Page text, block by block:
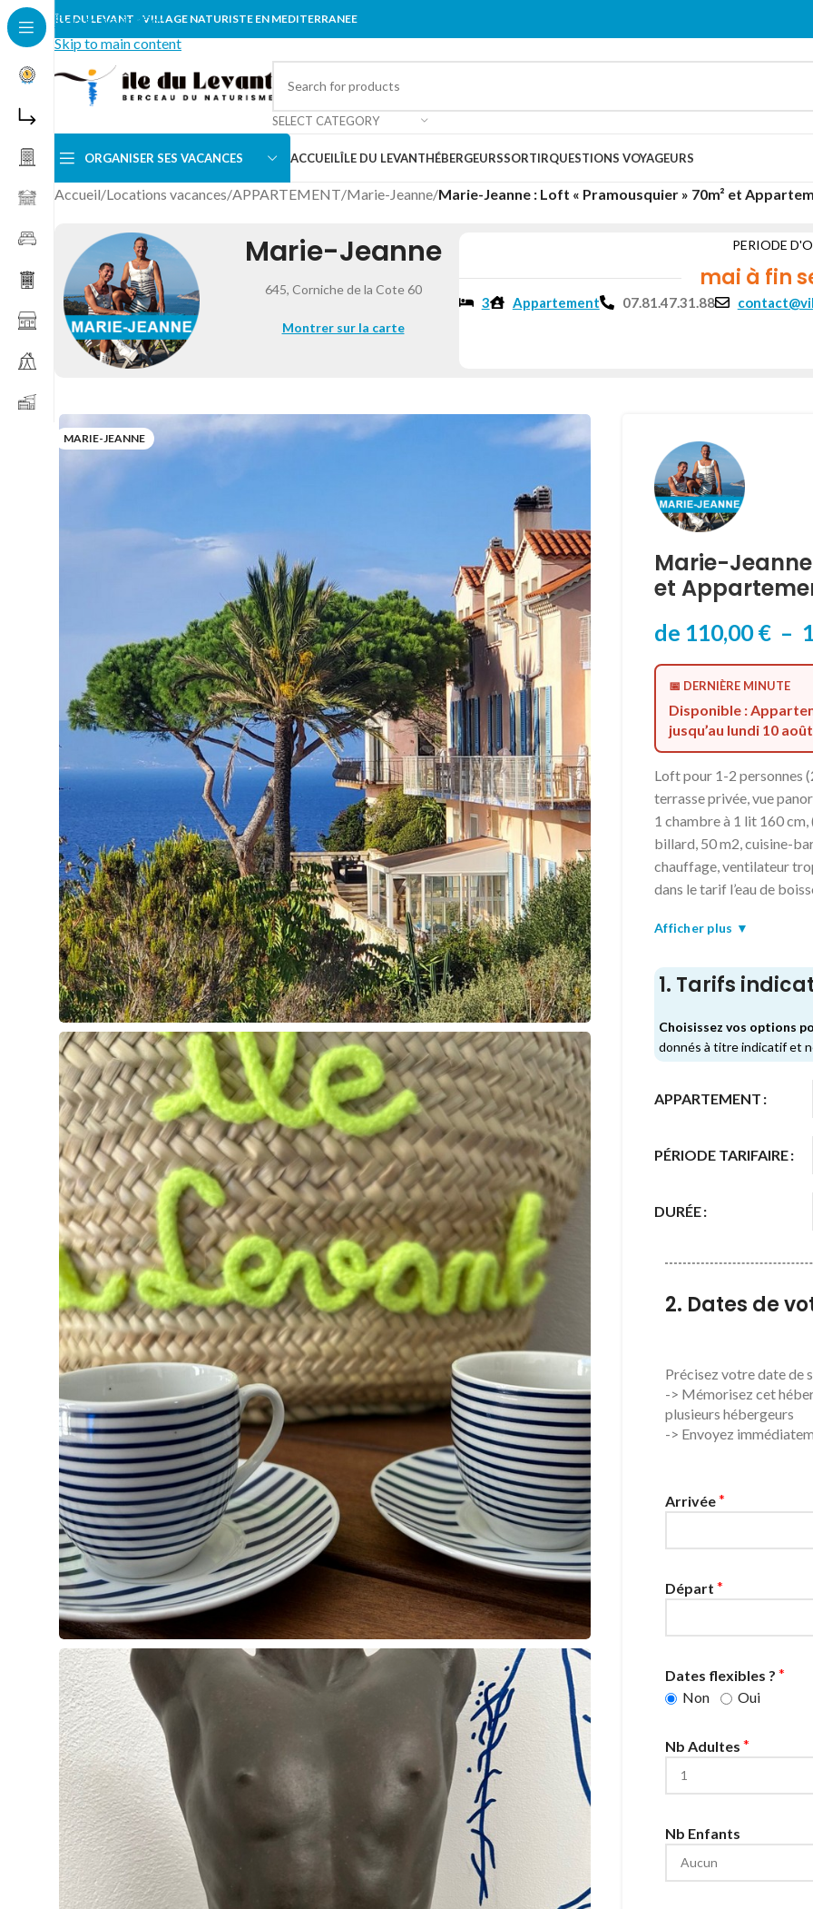
Skip to navigation
Skip to main content
ÎLE DU LEVANT - VILLAGE NATURISTE EN MEDITERRANEE
SELECT CATEGORY
ORGANISER SES VACANCES ACCUEILÎLE DU LEVANTHÉBERGEURSSORTIRQUESTIONS VOYAGEURS
Accueil/Locations vacances/APPARTEMENT/Marie-Jeanne/Marie-Jeanne : Loft « Pramousquier » 70m² et
Marie-Jeanne
645, Corniche de la Cote 60
Montrer sur la carte
PERIODE
mai à fin
3 Appartement 07.81.47.31.88
MARIE-JEANNE
Marie-
et
de 110,00€ –
📅 DERNIÈRE MINUTE
Disponible :
jusqu’au lundi 10
Loft pour 1-2 personnes
terrasse privée, vue
1 chambre à 1 lit 160 cm,
billard, 50 m2, cuisine-
chauffage, ventilateur
dans le tarif l’eau de
Afficher plus ▼
1. Tarifs
Choisissez vos options
donnés à titre indicatif et
APPARTEMENT
PÉRIODE TARIFAIRE
DURÉE
2. Dates de
Précisez votre date de
-> Mémorisez cet
plusieurs hébergeurs
-> Envoyez
Arrivée*
Départ *
Dates flexibles ? *
Non
Oui
Nb Adultes *
Nb Enfants